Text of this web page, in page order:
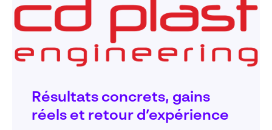
Résultats concrets, gains
réels et retour d’expérience